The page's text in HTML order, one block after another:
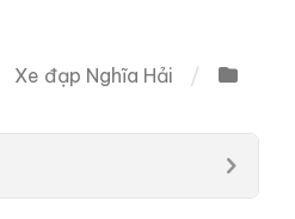
Xe đạp Nghĩa Hải